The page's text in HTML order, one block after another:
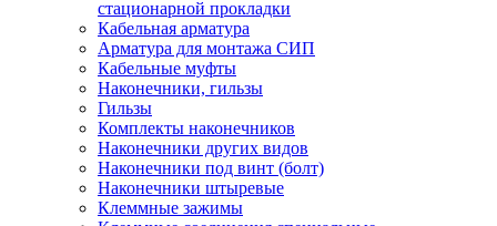
стационарной прокладки
Кабельная арматура
Арматура для монтажа СИП
Кабельные муфты
Наконечники, гильзы
Гильзы
Комплекты наконечников
Наконечники других видов
Наконечники под винт (болт)
Наконечники штыревые
Клеммные зажимы